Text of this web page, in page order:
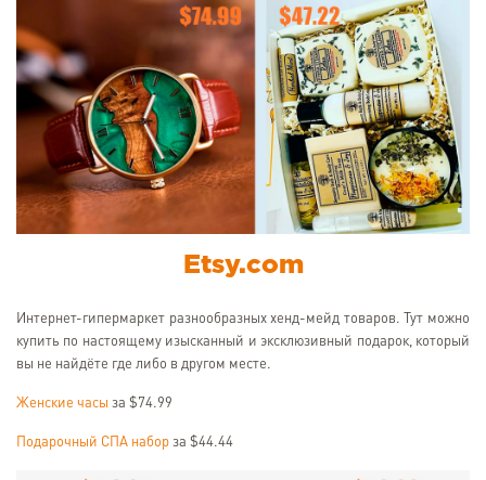
Etsy.com
Интернет-гипермаркет разнообразных хенд-мейд товаров. Тут можно
купить по настоящему изысканный и эксклюзивный подарок, который
вы не найдёте где либо в другом месте.
Женские часы за $74.99
Подарочный СПА набор за $44.44